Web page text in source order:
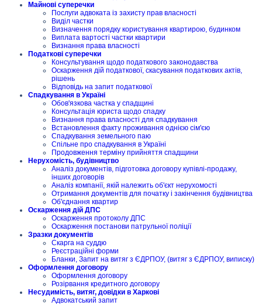
Майнові суперечки
Послуги адвоката із захисту прав власності
Виділ частки
Визначення порядку користування квартирою, будинком
Виплата вартості частки квартири
Визнання права власності
Податкові суперечки
Консультування щодо податкового законодавства
Оскарження дій податкової, скасування податкових актів,
рішень
Відповідь на запит податкової
Спадкування в Україні
Обов'язкова частка у спадщині
Консультація юриста щодо спадку
Визнання права власності для спадкування
Встановлення факту проживання однією сім'єю
Спадкування земельного паю
Спільне про спадкування в Україні
Продовження терміну прийняття спадщини
Нерухомість, будівництво
Аналіз документів, підготовка договору купівлі-продажу,
інших договорів
Аналіз компанії, якій належить об'єкт нерухомості
Отримання документів для початку і закінчення будівництва
Об'єднання квартир
Оскарження дій ДПС
Оскарження протоколу ДПС
Оскарження постанови патрульної поліції
Зразки документів
Скарга на суддю
Реєстраційні форми
Бланки, Запит на витяг з ЄДРПОУ, (витяг з ЄДРПОУ, виписку)
Оформлення договору
Оформлення договору
Розірвання кредитного договору
Несудимість, витяг, довідки в Харкові
Адвокатський запит